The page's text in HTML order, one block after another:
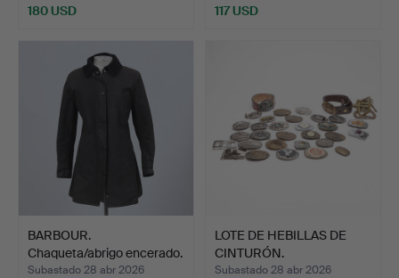
180 USD 117 USD
BARBOUR.
Chaqueta/abrigo encerado.
Subastado 28 abr 2026
LOTE DE HEBILLAS DE
CINTURÓN.
Subastado 28 abr 2026